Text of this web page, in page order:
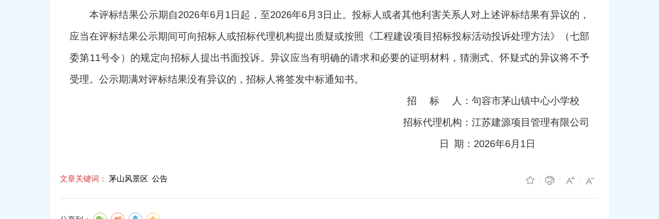
本评标结果公示期自2026年6月1日起，至2026年6月3日止。投标人或者其他利害关系人对上述评标结果有异议的，
应当在评标结果公示期间可向招标人或招标代理机构提出质疑或按照《工程建设项目招标投标活动投诉处理方法》（七部
委第11号令）的规定向招标人提出书面投诉。异议应当有明确的请求和必要的证明材料，猜测式、怀疑式的异议将不予
受理。公示期满对评标结果没有异议的，招标人将签发中标通知书。
招 标 人：句容市茅山镇中心小学校
招标代理机构：江苏建源项目管理有限公司
日 期：2026年6月1日
文章关键词： 茅山风景区 公告